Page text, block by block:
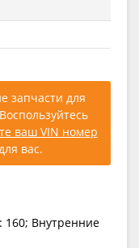
запчасти для
ваш VIN номер
вас.
Внутренние